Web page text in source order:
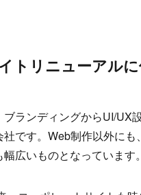
トリニューアル
ブランディングからUI/
社です。Web制作以外に
広いものとなっています